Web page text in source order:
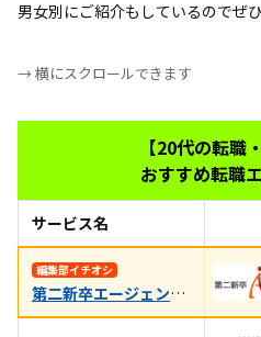
男女別にご紹介もしているのでぜ
→ 横にスクロールできます
【20代の転職
おすすめ転職
サービス名
編集部イチオシ
第二新卒エージェントneo